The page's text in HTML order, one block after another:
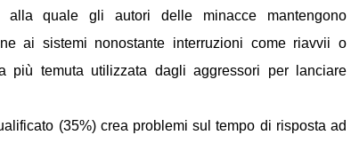
quale gli autori delle minacce mantengono
ai sistemi nonostante interruzioni come riavvii o
più temuta utilizzata dagli aggressori per lanciare
(35%) crea problemisul tempo di risposta ad